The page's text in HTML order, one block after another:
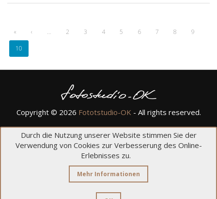
« ‹ … 2 3 4 5 6 7 8
9
10
Copyright © 2026 Fototstudio-OK- All rights reserved.
Schillingsstr. 105
52355 Düren
02421 9949800
Datenschutzerklärung
Durch die Nutzung unserer Website stimmen Sie der
Verwendung von Cookies zur Verbesserung des Online-
Erlebnisses zu.
Mehr Informationen